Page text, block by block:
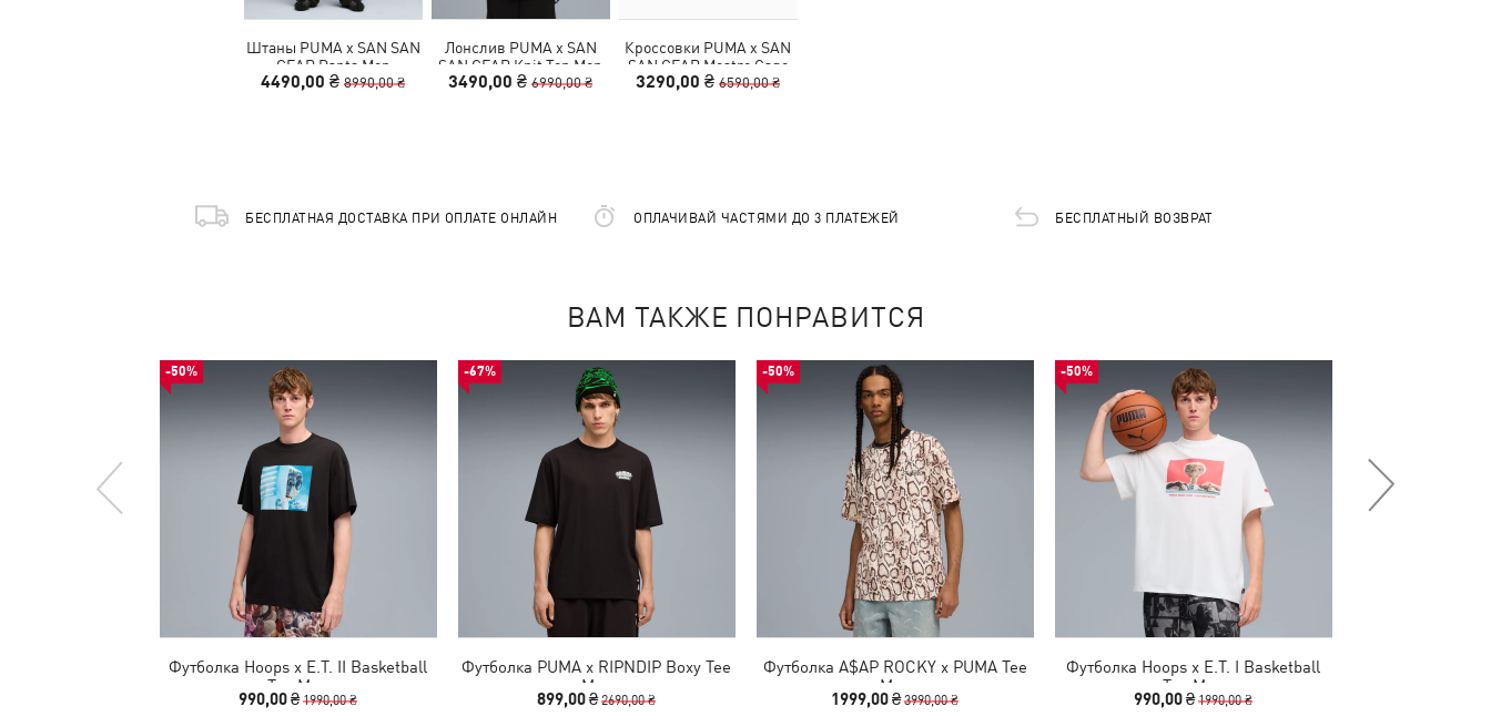
Штаны PUMA x SAN SAN
GEAR Pants Men
4490,00 ₴ 8990,00 ₴
Лонслив PUMA x SAN
SAN GEAR Knit Top Men
3490,00 ₴ 6990,00 ₴
Кроссовки PUMA x SAN
SAN GEAR Mostro Cage
Sneakers Unisex
3290,00 ₴ 6590,00 ₴
БЕСПЛАТНАЯ ДОСТАВКА ПРИ ОПЛАТЕ ОНЛАЙН ОПЛАЧИВАЙ ЧАСТЯМИ ДО 3 ПЛАТЕЖЕЙ БЕСПЛАТНЫЙ ВОЗВРАТ
ВАМ ТАКЖЕ ПОНРАВИТСЯ
-50%
Футболка Hoops x E.T. II Basketball
Tee Men
990,00 ₴1990,00 ₴
-67%
Футболка PUMA x RIPNDIP Boxy Tee
Men
899,00 ₴2690,00 ₴
-50%
Футболка A$AP ROCKY x PUMA Tee
Men
1999,00 ₴3990,00 ₴
-50%
Футболка Hoops x E.T. I Basketball
Tee Men
990,00 ₴1990,00 ₴